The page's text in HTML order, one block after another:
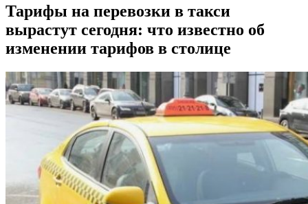
Тарифы на перевозки в такси
вырастут сегодня: что известно об
изменении тарифов в столице